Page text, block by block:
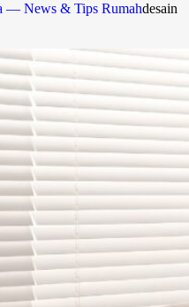
— News & Tips Rumahdesain